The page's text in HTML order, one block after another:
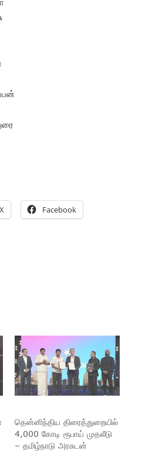
X Facebook
தென்னிந்திய திரைத்துறையில்
4,000 கோடி ரூபாய் முதலீடு
– தமிழ்நாடு அரசுடன்